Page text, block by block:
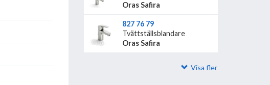
Oras Safira
827 76 79
Tvättställsblandare
Oras Safira
Visa fler